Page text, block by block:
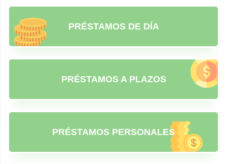
PRÉSTAMOS DE DÍA
PRÉSTAMOS A PLAZOS
PRÉSTAMOS PERSONALES